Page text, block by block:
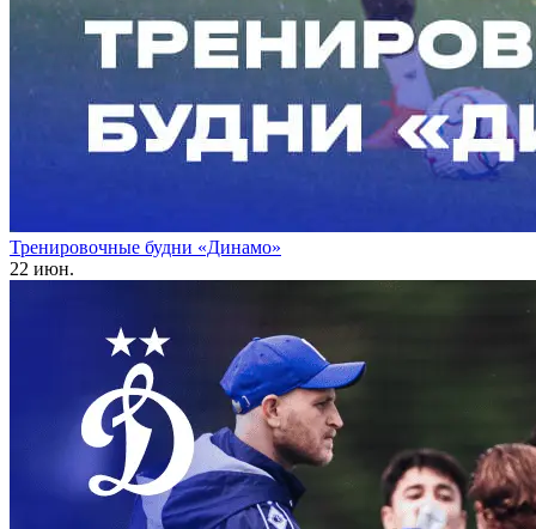
Тренировочные будни «Динамо»
22 июн.